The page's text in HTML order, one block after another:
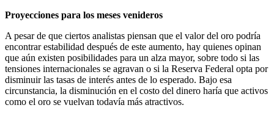
Proyecciones para los meses venideros
A pesar de que ciertos analistas piensan que el valor del oro podría
encontrar estabilidad después de este aumento, hay quienes opinan
que aún existen posibilidades para un alza mayor, sobre todo si las
tensiones internacionales se agravan o si la Reserva Federal opta por
disminuir las tasas de interés antes de lo esperado. Bajo esa
circunstancia, la disminución en el costo del dinero haría que activos
como el oro se vuelvan todavía más atractivos.